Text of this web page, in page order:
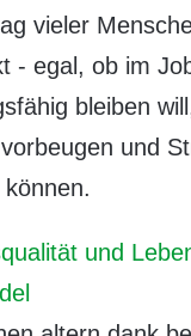
vieler
- egal, ob im
bleiben
und
und